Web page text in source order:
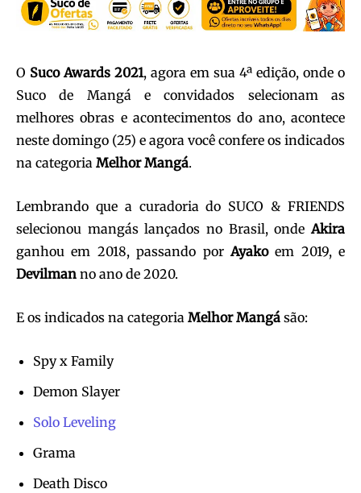
O Suco Awards 2021, agora em sua 4ª edição, onde o
Suco de Mangá e convidados selecionam as
melhores obras e acontecimentos do ano, acontece
neste domingo (25) e agora você confere os indicados
na categoria Melhor Mangá.
Lembrando que a curadoria do SUCO & FRIENDS
selecionou mangás lançados no Brasil, ondeAkira
ganhou em 2018, passando porAyakoem 2019, e
Devilman no ano de 2020.
E os indicados na categoria Melhor Mangá são:
Spy x Family
Demon Slayer
Solo Leveling
Grama
Death Disco